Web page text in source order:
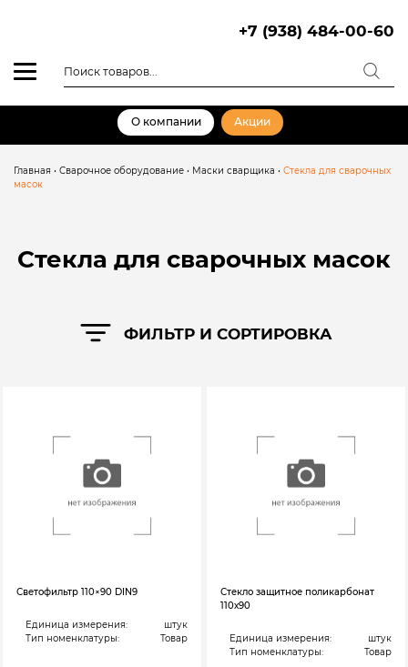
+7 (938) 484-00-60
товаров
О компании Акции
Главная • Сварочное оборудование • Маски сварщика • Стекла для сварочных
масок
Стекла для сварочных масок
Светофильтр 110×90 DIN9
Единица измерения:
штук
Тип номенклатуры:
Товар
Стекло защитное поликарбонат
110х90
Единица измерения:
штук
Тип номенклатуры:
Товар
ФИЛЬТР И СОРТИРОВКА